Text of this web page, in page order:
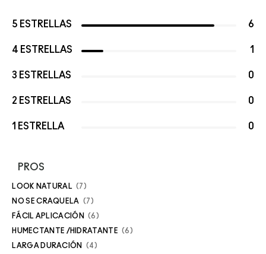
5 ESTRELLAS 6
4 ESTRELLAS 1
3 ESTRELLAS 0
2 ESTRELLAS 0
1 ESTRELLA 0
PROS
LOOK NATURAL 7
NO SE CRAQUELA 7
FÁCIL APLICACIÓN 6
HUMECTANTE /HIDRATANTE 6
LARGA DURACIÓN 4